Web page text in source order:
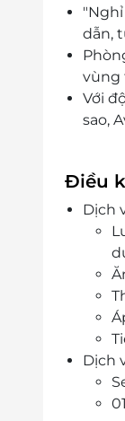
dẫn,
vùng
Với
sao,
Điều
Dịch
Dịch